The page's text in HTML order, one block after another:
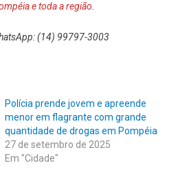
e toda a região.
(14) 99797-3003
Polícia prende jovem e apreende
menor em flagrante com grande
quantidade de drogas em Pompéia
27 de setembro de 2025
Em "Cidade"